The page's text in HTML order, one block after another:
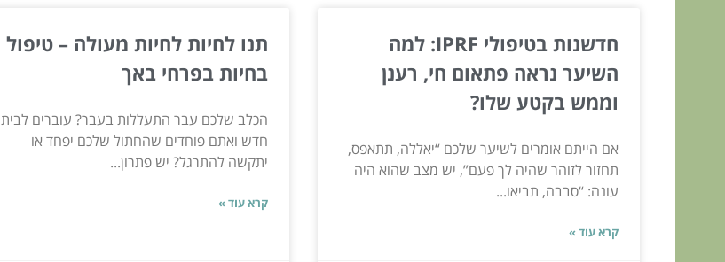
חדשנות בטיפולי IPRF: למה
השיער נראה פתאום חי, רענן
וממש בקטע שלו?
אם הייתם אומרים לשיער שלכם “יאללה, תתאפס,
תחזור לזוהר שהיה לך פעם”, יש מצב שהוא היה
עונה: “סבבה, תביאו...
קרא עוד »
תנו לחיות לחיות מעולה – טיפול
בחיות בפרחי באך
הכלב שלכם עבר התעללות בעבר? עוברים לבית
חדש ואתם פוחדים שהחתול שלכם יפחד או
יתקשה להתרגל? יש פתרון...
קרא עוד »